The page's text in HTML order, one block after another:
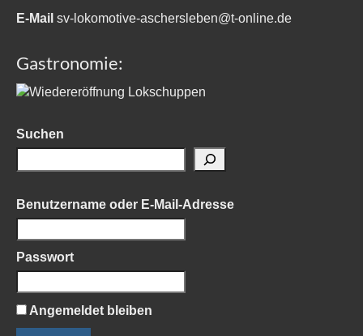
E-Mail sv-lokomotive-aschersleben@t-online.de
Gastronomie:
Suchen
Benutzername oder E-Mail-Adresse
Passwort
Angemeldet bleiben